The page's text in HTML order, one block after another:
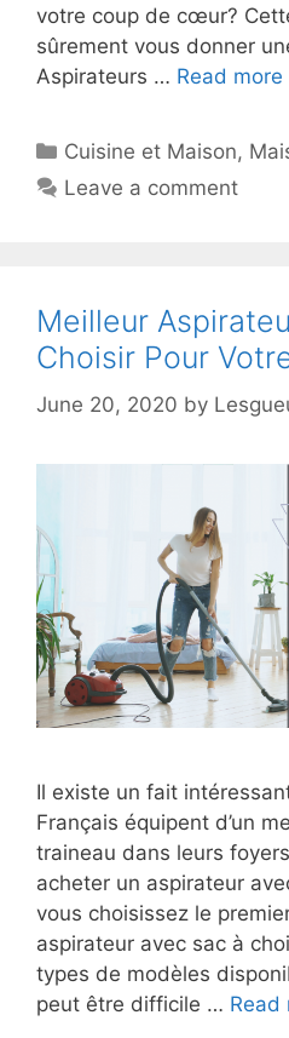
votre coup de cœur?
sûrement vous donner
Aspirateurs … Read more
Cuisine et Maison,
Leave a comment
Meilleur
Choisir Pour
June 20, 2020 by
Il existe un fait
Français équipent d’un
traineau dans leurs
acheter un aspirateur
vous choisissez le
aspirateur avec sac à
types de modèles
peut être difficile … Read